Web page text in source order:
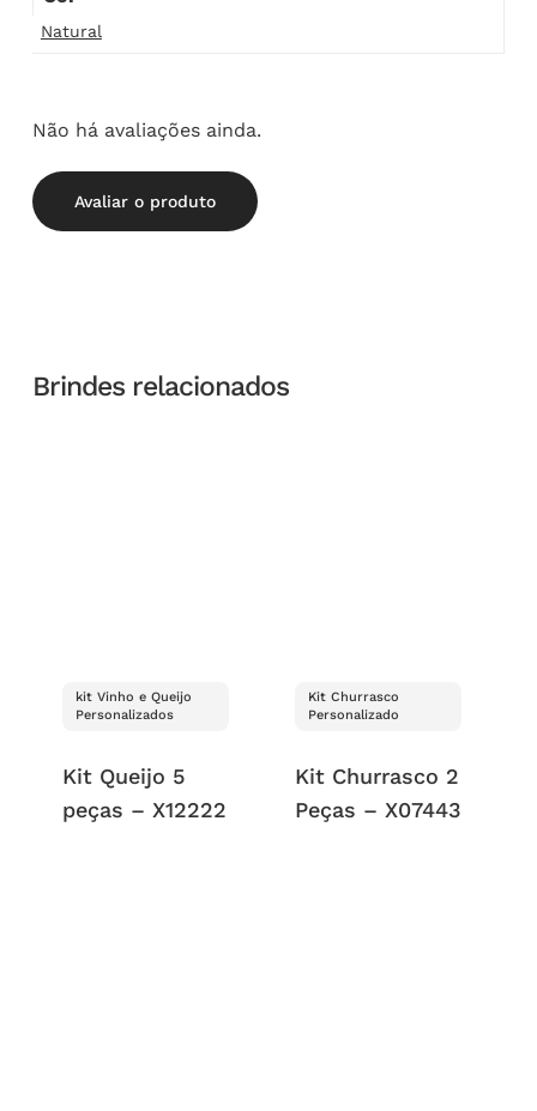
Natural
Não há avaliações ainda.
Avaliar o produto
Brindes relacionados
kit Vinho e Queijo
Personalizados
Kit Queijo 5
peças – X12222
Kit Churrasco
Personalizado
Kit Churrasco 2
Peças – X07443